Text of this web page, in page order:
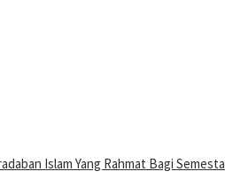
Islam Yang Rahmat Bagi Semesta